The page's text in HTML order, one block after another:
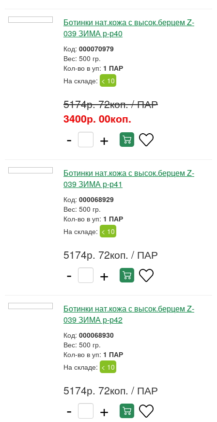
Ботинки нат.кожа с высок.берцем Z-
039 ЗИМА р-р40
Код: 000070979
Вес: 500 гр.
Кол-во в уп: 1 ПАР
На складе: < 10
5174р. 72коп./ ПАР
3400р. 00коп.
- +
Ботинки нат.кожа с высок.берцем Z-
039 ЗИМА р-р41
Код: 000068929
Вес: 500 гр.
Кол-во в уп: 1 ПАР
На складе: < 10
5174р. 72коп. / ПАР
- +
Ботинки нат.кожа с высок.берцем Z-
039 ЗИМА р-р42
Код: 000068930
Вес: 500 гр.
Кол-во в уп: 1 ПАР
На складе: < 10
5174р. 72коп. / ПАР
- +